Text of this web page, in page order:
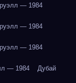
— 1984
— 1984
— 1984
— 1984 Дубай